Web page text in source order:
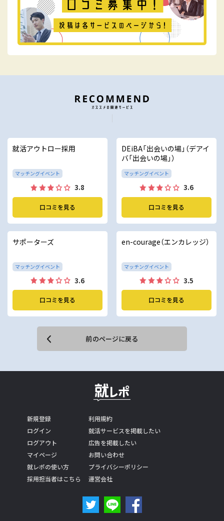
就活アウトロー採用
マッチングイベント
3.8
口コミを見る
DEiBA「出会いの場」（デアイ
バ「出会いの場」）
マッチングイベント
3.6
口コミを見る
サポーターズ
マッチングイベント
3.6
口コミを見る
en-courage（エンカレッジ）
マッチングイベント
3.5
口コミを見る
前のページに戻る
新規登録
ログイン
ログアウト
マイページ
就レポの使い方
採用担当者はこちら
利用規約
就活サービスを掲載したい
広告を掲載したい
お問い合わせ
プライバシーポリシー
運営会社